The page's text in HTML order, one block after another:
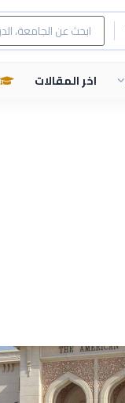
اخر المقالات